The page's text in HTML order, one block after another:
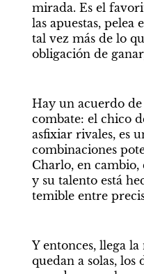
mirada. Es el
las apuestas, pelea
tal vez más de lo
obligación de
Hay un acuerdo
combate: el chico
asfixiar rivales, es
combinaciones
Charlo, en cambio,
y su talento está
temible entre
Y entonces, llega
quedan a solas, los